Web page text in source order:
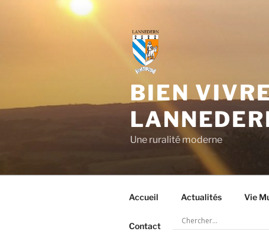
BIEN
Une ruralité moderne
Accueil Actualités Vie
Contact